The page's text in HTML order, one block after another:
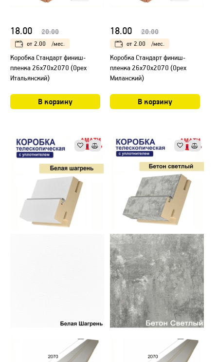
18.00 20.00
от 2.00 /мес.
Коробка Стандарт финиш-
пленка 26х70х2070 (Орех
Итальянский)
В корзину
18.00 20.00
от 2.00 /мес.
Коробка Стандарт финиш-
пленка 26х70х2070 (Орех
Миланский)
В корзину